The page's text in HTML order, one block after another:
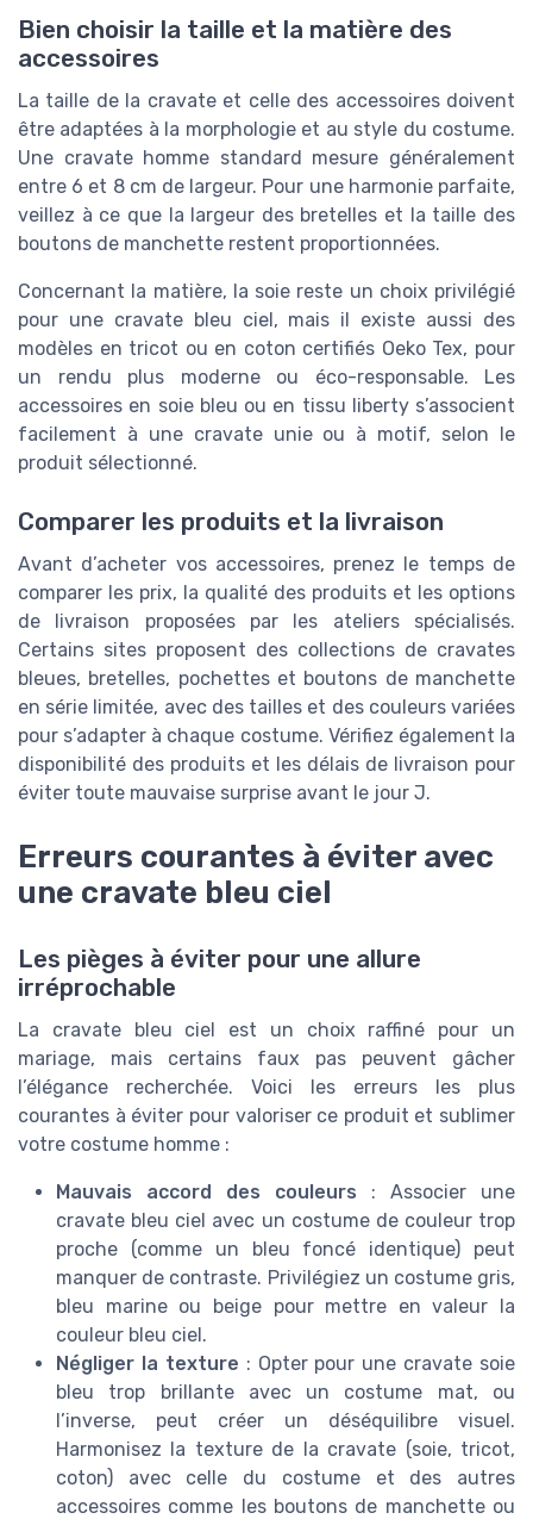
Bien choisir la taille et la matière des
accessoires
La taille de la cravate et celle des accessoires doivent
être adaptées à la morphologie et au style du costume.
Une cravate homme standard mesure généralement
entre 6 et 8 cm de largeur. Pour une harmonie parfaite,
veillez à ce que la largeur des bretelles et la taille des
boutons de manchette restent proportionnées.
Concernant la matière, la soie reste un choix privilégié
pour une cravate bleu ciel, mais il existe aussi des
modèles en tricot ou en coton certifiés Oeko Tex, pour
un rendu plus moderne ou éco-responsable. Les
accessoires en soie bleu ou en tissu liberty s’associent
facilement à une cravate unie ou à motif, selon le
produit sélectionné.
Comparer les produits et la livraison
Avant d’acheter vos accessoires, prenez le temps de
comparer les prix, la qualité des produits et les options
de livraison proposées par les ateliers spécialisés.
Certains sites proposent des collections de cravates
bleues, bretelles, pochettes et boutons de manchette
en série limitée, avec des tailles et des couleurs variées
pour s’adapter à chaque costume. Vérifiez également la
disponibilité des produits et les délais de livraison pour
éviter toute mauvaise surprise avant le jour J.
Erreurs courantes à éviter avec
une cravate bleu ciel
Les pièges à éviter pour une allure
irréprochable
La cravate bleu ciel est un choix raffiné pour un
mariage, mais certains faux pas peuvent gâcher
l’élégance recherchée. Voici les erreurs les plus
courantes à éviter pour valoriser ce produit et sublimer
votre costume homme :
Mauvais accord des couleurs : Associer une
cravate bleu ciel avec un costume de couleur trop
proche (comme un bleu foncé identique) peut
manquer de contraste. Privilégiez un costume gris,
bleu marine ou beige pour mettre en valeur la
couleur bleu ciel.
Négliger la texture : Opter pour une cravate soie
bleu trop brillante avec un costume mat, ou
l’inverse, peut créer un déséquilibre visuel.
Harmonisez la texture de la cravate (soie, tricot,
coton) avec celle du costume et des autres
accessoires comme les boutons de manchette ou